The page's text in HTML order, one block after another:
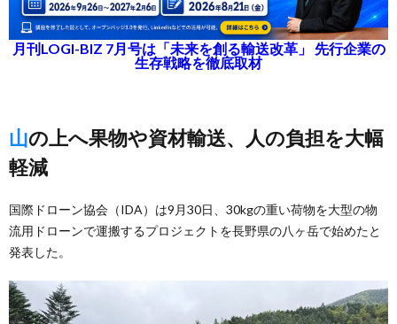
月刊LOGI-BIZ 7月号は「未来を創る輸送改革」 先行企業の
生存戦略を徹底取材
山の上へ果物や資材輸送、人の負担を大幅
軽減
国際ドローン協会（IDA）は9月30日、30kgの重い荷物を大型の物
流用ドローンで運搬するプロジェクトを長野県の八ヶ岳で始めたと
発表した。